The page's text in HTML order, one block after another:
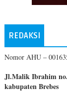
REDAKSI
Nomor AHU –
Jl.Malik Ibrahim
kabupaten Brebes